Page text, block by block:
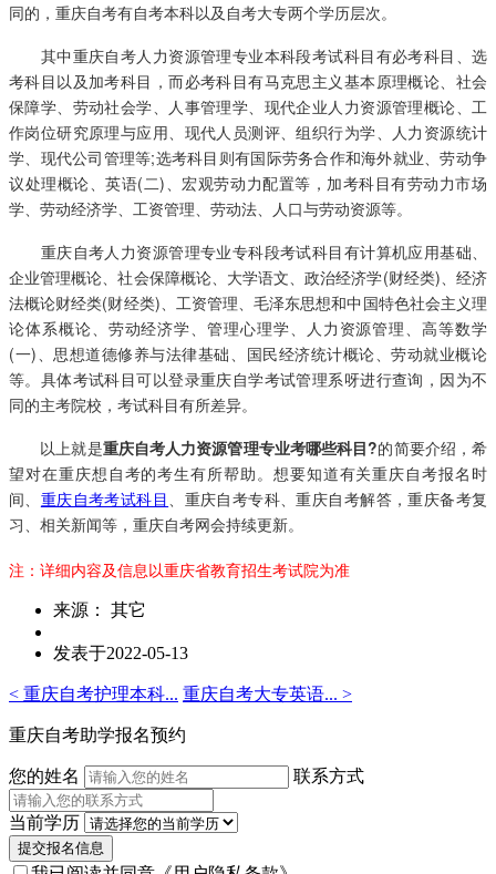
同的，重庆自考有自考本科以及自考大专两个学历层次。
其中重庆自考人力资源管理专业本科段考试科目有必考科目、选
考科目以及加考科目，而必考科目有马克思主义基本原理概论、社会
保障学、劳动社会学、人事管理学、现代企业人力资源管理概论、工
作岗位研究原理与应用、现代人员测评、组织行为学、人力资源统计
学、现代公司管理等;选考科目则有国际劳务合作和海外就业、劳动争
议处理概论、英语(二)、宏观劳动力配置等，加考科目有劳动力市场
学、劳动经济学、工资管理、劳动法、人口与劳动资源等。
重庆自考人力资源管理专业专科段考试科目有计算机应用基础、
企业管理概论、社会保障概论、大学语文、政治经济学(财经类)、经济
法概论财经类(财经类)、工资管理、毛泽东思想和中国特色社会主义理
论体系概论、劳动经济学、管理心理学、人力资源管理、高等数学
(一)、思想道德修养与法律基础、国民经济统计概论、劳动就业概论
等。具体考试科目可以登录重庆自学考试管理系呀进行查询，因为不
同的主考院校，考试科目有所差异。
以上就是重庆自考人力资源管理专业考哪些科目?的简要介绍，希
望对在重庆想自考的考生有所帮助。想要知道有关重庆自考报名时
间、 重庆自考考试科目、重庆自考专科、重庆自考解答，重庆备考复
习、相关新闻等，重庆自考网会持续更新。
注：详细内容及信息以重庆省教育招生考试院为准
来源： 其它
发表于2022-05-13
< 重庆自考护理本科... 重庆自考大专英语... >
重庆自考助学报名预约
您的姓名 联系方式
当前学历
提交报名信息